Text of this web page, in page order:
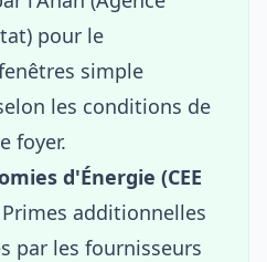
pour le
simple
les conditions de
foyer.
d'Énergie (CEE
additionnelles
par les fournisseurs